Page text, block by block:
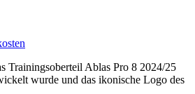
Trainingsoberteil Ablas Pro 8 2024/25
wurde und das ikonische Logo des